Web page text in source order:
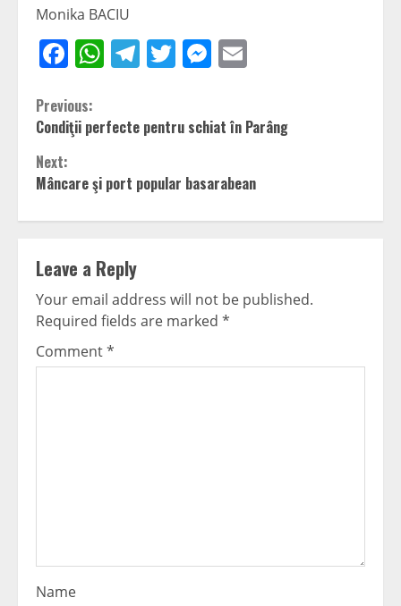
Monika BACIU
Facebook
WhatsApp
Telegram
TwitterMessenger
Continue
Reading
Previous:
Condiţii perfecte pentru schiat în Parâng
Next:
Mâncare şi port popular basarabean
Leave a Reply
Your email address will not be published.
Required fields are marked *
Comment*
Name